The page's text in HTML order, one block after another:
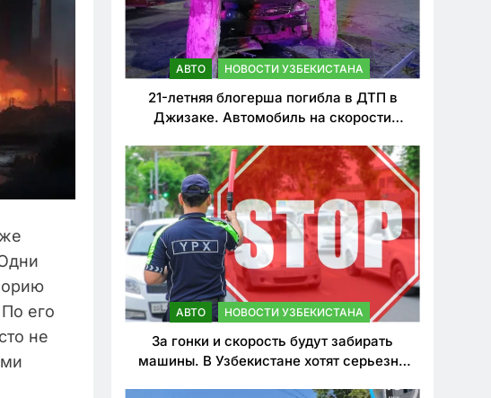
его
не
АВТО НОВОСТИ УЗБЕКИСТАНА
21-летняя блогерша погибла в ДТП в
Джизаке. Автомобиль на скорости
АВТО НОВОСТИ УЗБЕКИСТАНА
За гонки и скорость будут забирать
машины. В Узбекистане хотят серьезно